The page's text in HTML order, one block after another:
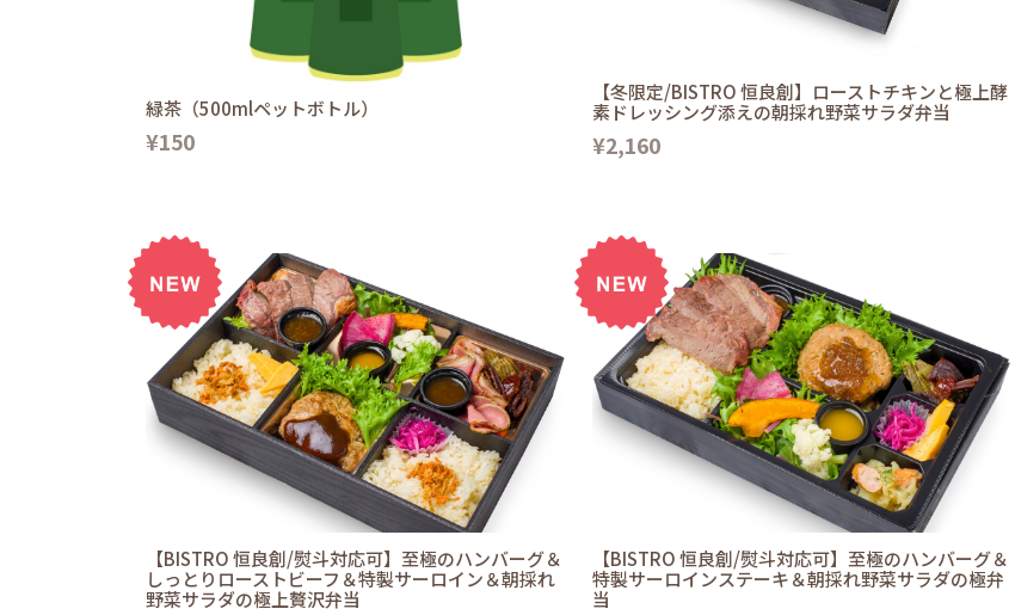
緑茶（500mlペットボトル）
¥150
【冬限定/BISTRO 恒良創】ローストチキンと極上酵
素ドレッシング添えの朝採れ野菜サラダ弁当
¥2,160
【BISTRO 恒良創/熨斗対応可】至極のハンバーグ＆
しっとりローストビーフ＆特製サーロイン＆朝採れ
野菜サラダの極上贅沢弁当
【BISTRO 恒良創/熨斗対応可】至極のハンバーグ＆
特製サーロインステーキ＆朝採れ野菜サラダの極弁
当